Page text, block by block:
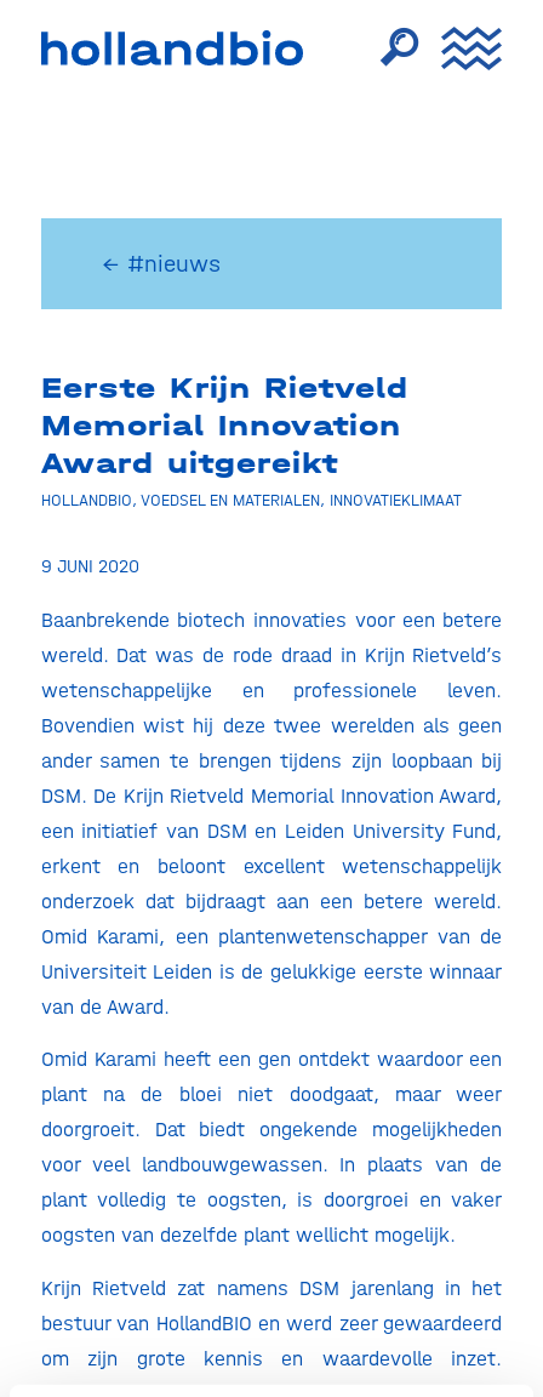
← #nieuws
Eerste Krijn Rietveld
Memorial Innovation
Award uitgereikt
HOLLANDBIO, VOEDSEL EN MATERIALEN, INNOVATIEKLIMAAT
9 JUNI 2020
Baanbrekende biotech innovaties voor een betere
wereld. Dat was de rode draad in Krijn Rietveld’s
wetenschappelijke en professionele leven.
Bovendien wist hij deze twee werelden als geen
ander samen te brengen tijdens zijn loopbaan bij
DSM. De Krijn Rietveld Memorial Innovation Award,
een initiatief van DSM en Leiden University Fund,
erkent en beloont excellent wetenschappelijk
onderzoek dat bijdraagt aan een betere wereld.
Omid Karami, een plantenwetenschapper van de
Universiteit Leiden is de gelukkige eerste winnaar
van de Award.
Omid Karami heeft een gen ontdekt waardoor een
plant na de bloei niet doodgaat, maar weer
doorgroeit. Dat biedt ongekende mogelijkheden
voor veel landbouwgewassen. In plaats van de
plant volledig te oogsten, is doorgroei en vaker
oogsten van dezelfde plant wellicht mogelijk.
Krijn Rietveld zat namens DSM jarenlang in het
bestuur van HollandBIO en werd zeer gewaardeerd
om zijn grote kennis en waardevolle inzet.